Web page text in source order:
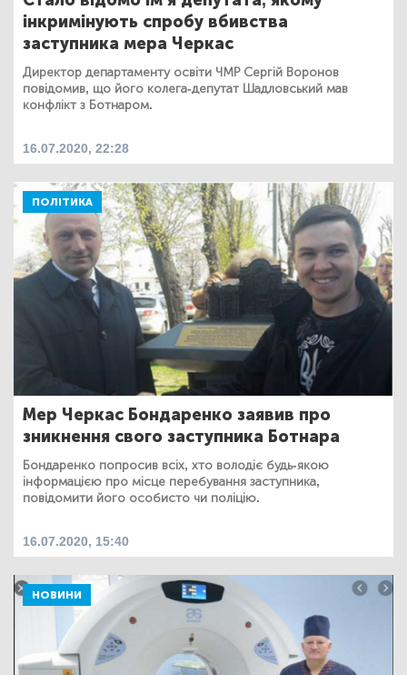
інкримінують спробу вбивства
заступника мера Черкас
Директор департаменту освіти ЧМР Сергій Воронов
повідомив, що його колега-депутат Шадловський мав
конфлікт з Ботнаром.
16.07.2020, 22:28
ПОЛІТИКА
Мер Черкас Бондаренко заявив про
зникнення свого заступника Ботнара
Бондаренко попросив всіх, хто володіє будь-якою
інформацією про місце перебування заступника,
повідомити його особисто чи поліцію.
16.07.2020, 15:40
НОВИНИ